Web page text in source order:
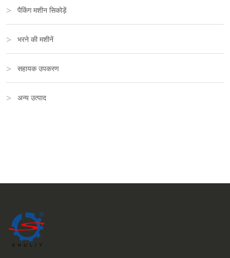
पैकिंग मशीन सिकोड़ें
भरने की मशीनें
सहायक उपकरण
अन्य उत्पाद